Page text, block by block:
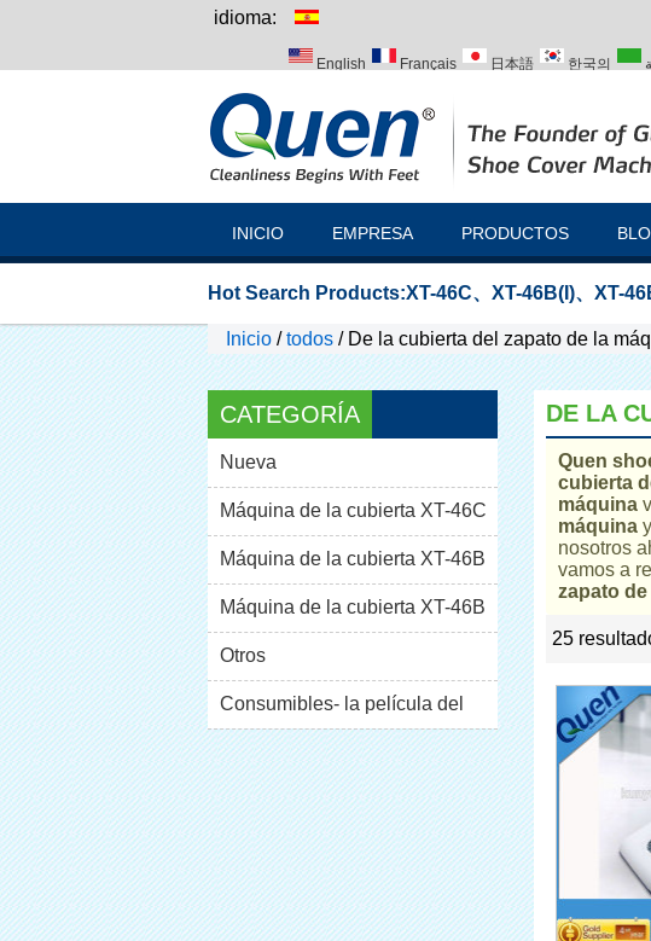
idioma:
English Français 日本語 한국의
INICIO EMPRESA PRODUCTOS
Hot Search Products:XT-46C、 XT-46B(I)、 XT-
Inicio /todos / De la cubierta del zapato de la
CATEGORÍA
Nueva
Máquina de la cubierta XT-46C
Máquina de la cubierta XT-46B
(i)Máquina de la cubierta XT-46B
(II)
Otros
Consumibles- la película del
pvc
DE LA
Quen
cubierta
máquina
máquina y
nosotros
vamos a
zapato
25
escaparate